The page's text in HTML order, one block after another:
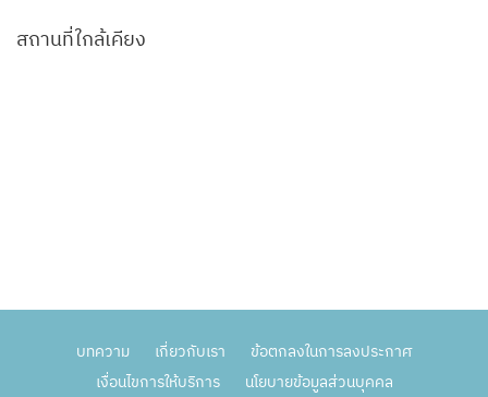
สถานที่ใกล้เคียง
บทความ เกี่ยวกับเรา
ข้อตกลงในการลงประกาศ
เงื่อนไขการให้บริการ
นโยบายข้อมูลส่วนบุคคล